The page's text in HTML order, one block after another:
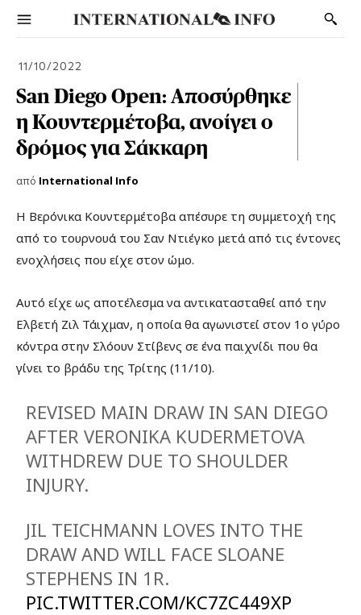
11/10/2022
San Diego Open: Αποσύρθηκε
η Κουντερμέτοβα, ανοίγει ο
δρόμος για Σάκκαρη
από International Info
Η Βερόνικα Κουντερμέτοβα απέσυρε τη συμμετοχή της
από το τουρνουά του Σαν Ντιέγκο μετά από τις έντονες
ενοχλήσεις που είχε στον ώμο.
Αυτό είχε ως αποτέλεσμα να αντικατασταθεί από την
Ελβετή Ζιλ Τάιχμαν, η οποία θα αγωνιστεί στον 1ο γύρο
κόντρα στην Σλόουν Στίβενς σε ένα παιχνίδι που θα
γίνει το βράδυ της Τρίτης (11/10).
REVISED MAIN DRAW IN SAN DIEGO
AFTER VERONIKA KUDERMETOVA
WITHDREW DUE TO SHOULDER
INJURY.
JIL TEICHMANN LOVES INTO THE
DRAW AND WILL FACE SLOANE
STEPHENS IN 1R.
PIC.TWITTER.COM/KC7ZC449XP